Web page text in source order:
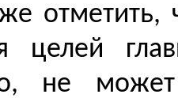
целей
не